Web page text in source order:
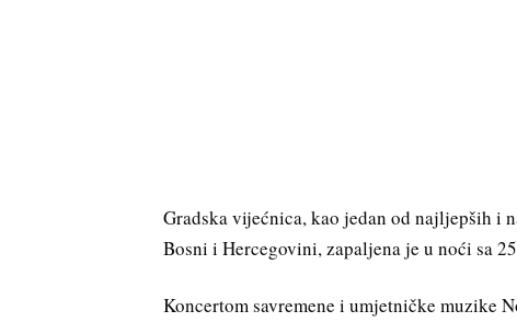
Gradska vijećnica, kao jedan od najljepših i
Bosni i Hercegovini, zapaljena je u noći sa
Koncertom savremene i umjetničke muzike